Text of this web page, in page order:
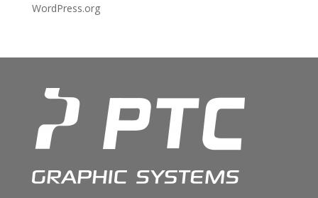
WordPress.org